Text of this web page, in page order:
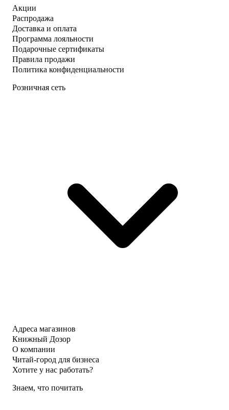
Акции
Распродажа
Доставка и оплата
Программа лояльности
Подарочные сертификаты
Правила продажи
Политика конфиденциальности
Розничная сеть
Адреса магазинов
Книжный Дозор
О компании
Читай-город для бизнеса
Хотите у нас работать?
Знаем, что почитать